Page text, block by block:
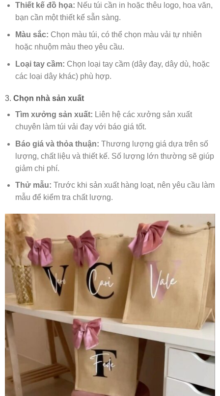
Thiết kế đồ họa: Nếu túi cần in hoặc thêu logo, hoa văn,
bạn cần một thiết kế sẵn sàng.
Màu sắc: Chọn màu túi, có thể chọn màu vải tự nhiên
hoặc nhuộm màu theo yêu cầu.
Loại tay cầm: Chọn loại tay cầm (dây đay, dây dù, hoặc
các loại dây khác) phù hợp.
3. Chọn nhà sản xuất
Tìm xưởng sản xuất: Liên hệ các xưởng sản xuất
chuyên làm túi vải đay với báo giá tốt.
Báo giá và thỏa thuận: Thương lượng giá dựa trên số
lượng, chất liệu và thiết kế. Số lượng lớn thường sẽ giúp
giảm chi phí.
Thử mẫu: Trước khi sản xuất hàng loạt, nên yêu cầu làm
mẫu để kiểm tra chất lượng.